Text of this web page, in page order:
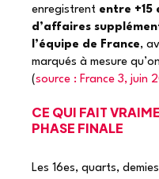
enregistrent entre +15
d’affaires
l’équipe de France,
marqués à mesure
(source : France 3, juin
CE QUI FAIT
PHASE FINALE
Les 16es, quarts,